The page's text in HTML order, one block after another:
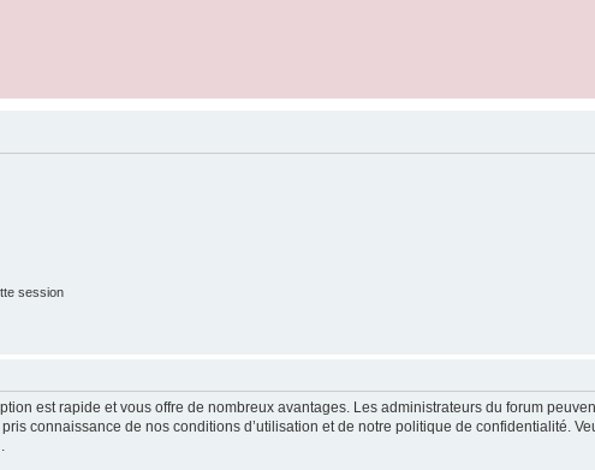
session
est rapide et vous offre de nombreux avantages. Les administrateurs du forum
connaissance de nos conditions d’utilisation et de notre politique de confidentialité.